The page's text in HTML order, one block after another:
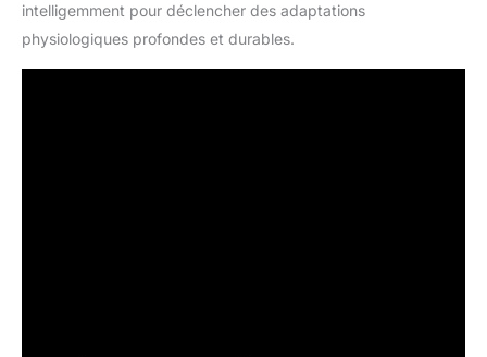
intelligemment pour déclencher des adaptations
physiologiques profondes et durables.